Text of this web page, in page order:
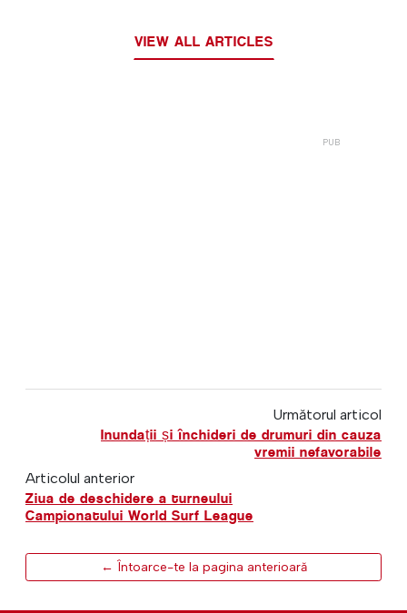
VIEW ALL ARTICLES
Următorul articol
Inundații și închideri de drumuri din cauza
vremii nefavorabile
Articolul anterior
Ziua de deschidere a turneului
Campionatului World Surf League
← Întoarce-te la pagina anterioară